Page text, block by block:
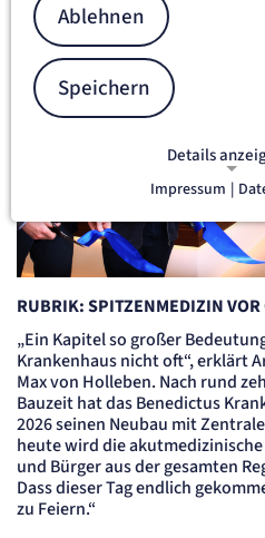
RUBRIK: SPITZENMEDIZIN VOR
„Ein Kapitel so großer
Krankenhaus nicht oft“, erklärt
Max von Holleben. Nach rund
Bauzeit hat das Benedictus
2026 seinen Neubau mit
heute wird die
und Bürger aus der gesamten
Dass dieser Tag endlich
zu Feiern.“
Ablehnen
Speichern
Details
NOTWENDIGE COOKIES
Notwendige Cookies
grundlegende
die einwandfreie
erforderlich.
etracker Sitzungs-
Name:
et_oi_v2
Anbieter:
etracker GmbH
Zweck:
Opt-In Cookie speichert die Entscheidung des
Kunden das Tracking Opt-In ausgespielt wird. Wird
verwendet.
Impressum |